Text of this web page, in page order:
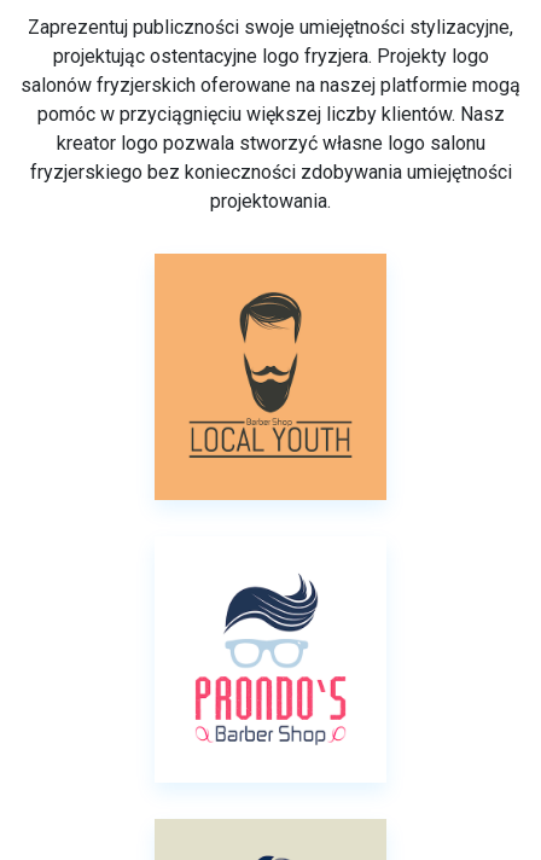
Zaprezentuj publiczności swoje umiejętności stylizacyjne,
projektując ostentacyjne logo fryzjera. Projekty logo
salonów fryzjerskich oferowane na naszej platformie mogą
pomóc w przyciągnięciu większej liczby klientów. Nasz
kreator logo pozwala stworzyć własne logo salonu
fryzjerskiego bez konieczności zdobywania umiejętności
projektowania.